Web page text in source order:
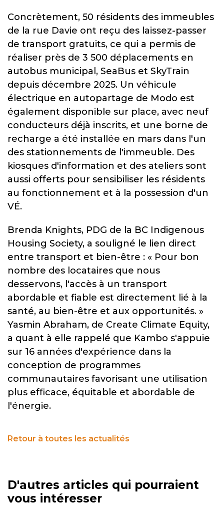
Concrètement, 50 résidents des immeubles
de la rue Davie ont reçu des laissez-passer
de transport gratuits, ce qui a permis de
réaliser près de 3 500 déplacements en
autobus municipal, SeaBus et SkyTrain
depuis décembre 2025. Un véhicule
électrique en autopartage de Modo est
également disponible sur place, avec neuf
conducteurs déjà inscrits, et une borne de
recharge a été installée en mars dans l'un
des stationnements de l'immeuble. Des
kiosques d'information et des ateliers sont
aussi offerts pour sensibiliser les résidents
au fonctionnement et à la possession d'un
VÉ.
Brenda Knights, PDG de la BC Indigenous
Housing Society, a souligné le lien direct
entre transport et bien-être : « Pour bon
nombre des locataires que nous
desservons, l'accès à un transport
abordable et fiable est directement lié à la
santé, au bien-être et aux opportunités. »
Yasmin Abraham, de Create Climate Equity,
a quant à elle rappelé que Kambo s'appuie
sur 16 années d'expérience dans la
conception de programmes
communautaires favorisant une utilisation
plus efficace, équitable et abordable de
l'énergie.
Retour à toutes les actualités
D'autres articles qui pourraient
vous intéresser